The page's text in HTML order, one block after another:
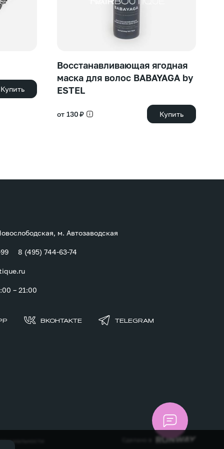
Купить
Восстанавливающая ягодная
маска для волос BABAYAGA by
ESTEL
от 130 ₽ Купить
м. Автозаводская
8 (495) 744-63-74
– 21:00
ВКОНТАКТЕ TELEGRAM